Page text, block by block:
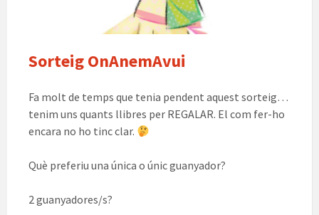
Sorteig OnAnemAvui
Fa molt de temps que tenia pendent aquest sorteig…
tenim uns quants llibres per REGALAR. El com fer-ho
encara no ho tinc clar.
Què preferiu una única o únic guanyador?
2 guanyadores/s?